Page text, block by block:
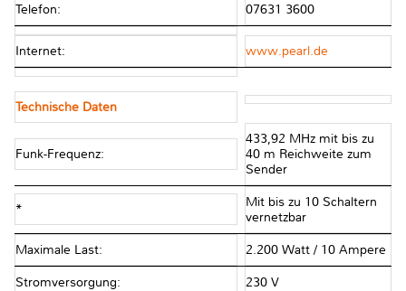
Telefon: 07631 3600
Internet: www.pearl.de
Technische Daten
Funk-Frequenz:
433,92 MHz mit bis zu
40 m Reichweite zum
Sender
*
Mit bis zu 10 Schaltern
vernetzbar
Maximale Last: 2.200 Watt / 10 Ampere
Stromversorgung: 230 V